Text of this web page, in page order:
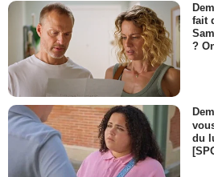
fait
?
du